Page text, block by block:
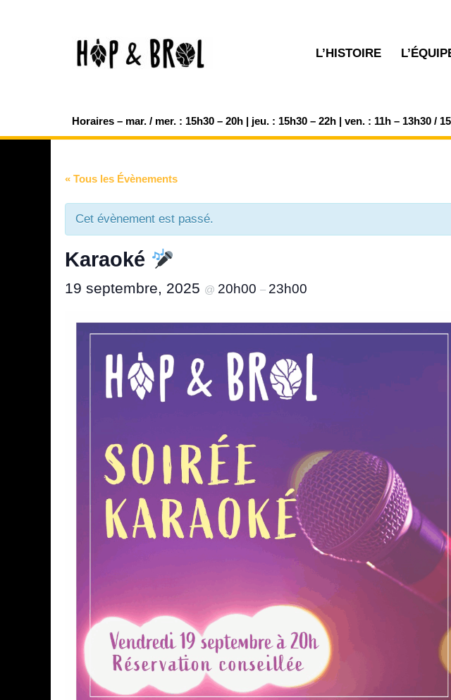
L’HISTOIRE
Horaires – mar. / mer. : 15h30 – 20h | jeu. : 15h30 – 22h | ven. : 11h – 13h30 /
« Tous les Évènements
Cet évènement est passé.
Karaoké
19 septembre, 2025 @ 20h00 – 23h00